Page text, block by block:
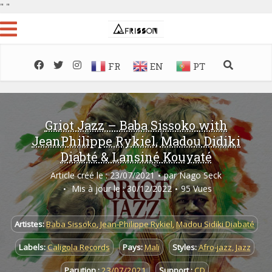
" "
FR EN PT
Griot Jazz – Baba Sissoko with
JeanPhilippe Rykiel, Madou Didiki
Diabté & Lansiné Kouyaté
Article créé le : 23/07/2021 par Nago Seck
Mis à jour le : 30/12/2022
95 Vues
Artistes: Baba Sissoko,Jean-Philippe Rykiel,Madou Sidiki Diabaté
Labels:Caligola Records Pays:Mali Styles:Afro-jazz,Jazz